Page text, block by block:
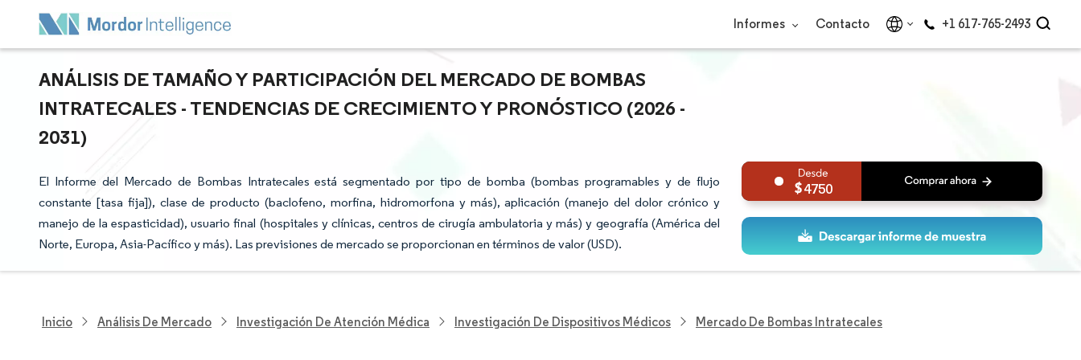
Informes Contacto +1 617-765-2493
ANÁLISIS DE TAMAÑO Y PARTICIPACIÓN DEL MERCADO DE BOMBAS
INTRATECALES - TENDENCIAS DE CRECIMIENTO Y PRONÓSTICO (2026 -
2031)
El Informe del Mercado de Bombas Intratecales está segmentado por tipo de bomba (bombas programables y de flujo
constante [tasa fija]), clase de producto (baclofeno, morfina, hidromorfona y más), aplicación (manejo del dolor crónico y
manejo de la espasticidad), usuario final (hospitales y clínicas, centros de cirugía ambulatoria y más) y geografía (América del
Norte, Europa, Asia-Pacífico y más). Las previsiones de mercado se proporcionan en términos de valor (USD).
4750
Inicio Análisis De Mercado Investigación De Atención Médica Investigación De Dispositivos Médicos Mercado De Bombas Intratecales